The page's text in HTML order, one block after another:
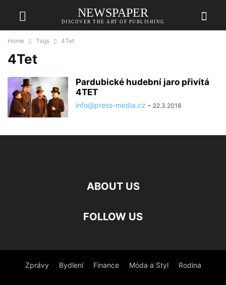
NEWSPAPER
DISCOVER THE ART OF PUBLISHING
Home Tags 4Tet
4Tet
Pardubické hudební jaro přivítá
4TET
info@press-media.cz - 22.3.2018
ABOUT US
FOLLOW US
Zprávy Bydlení Finance Móda a Styl Rodina